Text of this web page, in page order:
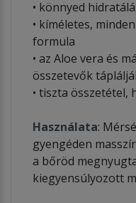
• könnyed
• kíméletes,
formula
• az Aloe vera és
összetevők
• tiszta összetétel,
Használata:
gyengéden
a bőröd
kiegyensúlyozott